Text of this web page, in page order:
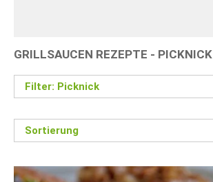
GRILLSAUCEN REZEPTE - PICKNICK
Filter: Picknick
Sortierung